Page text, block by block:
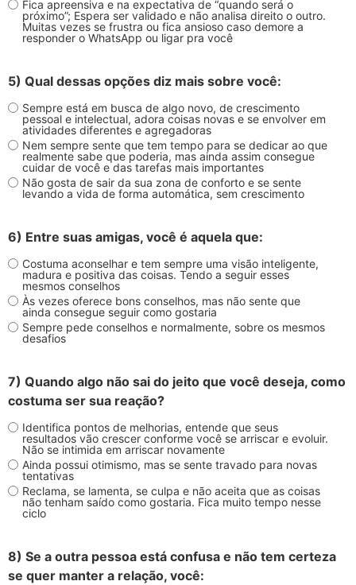
Fica apreensiva e na expectativa de “quando será o
próximo”; Espera ser validado e não analisa direito o outro.
Muitas vezes se frustra ou fica ansioso caso demore a
responder o WhatsApp ou ligar pra você
5) Qual dessas opções diz mais sobre você:
Sempre está em busca de algo novo, de crescimento
pessoal e intelectual, adora coisas novas e se envolver em
atividades diferentes e agregadoras
Nem sempre sente que tem tempo para se dedicar ao que
realmente sabe que poderia, mas ainda assim consegue
cuidar de você e das tarefas mais importantes
Não gosta de sair da sua zona de conforto e se sente
levando a vida de forma automática, sem crescimento
6) Entre suas amigas, você é aquela que:
Costuma aconselhar e tem sempre uma visão inteligente,
madura e positiva das coisas. Tendo a seguir esses
mesmos conselhos
Às vezes oferece bons conselhos, mas não sente que
ainda consegue seguir como gostaria
Sempre pede conselhos e normalmente, sobre os mesmos
desafios
7) Quando algo não sai do jeito que você deseja, como
costuma ser sua reação?
Identifica pontos de melhorias, entende que seus
resultados vão crescer conforme você se arriscar e evoluir.
Não se intimida em arriscar novamente
Ainda possui otimismo, mas se sente travado para novas
tentativas
Reclama, se lamenta, se culpa e não aceita que as coisas
não tenham saído como gostaria. Fica muito tempo nesse
ciclo
8) Se a outra pessoa está confusa e não tem certeza
se quer manter a relação, você: